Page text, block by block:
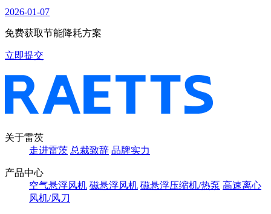
2026-01-07
免费获取节能降耗方案
立即提交
关于雷茨
走进雷茨 总裁致辞 品牌实力
产品中心
空气悬浮风机 磁悬浮风机 磁悬浮压缩机/热泵 高速离心
风机/风刀